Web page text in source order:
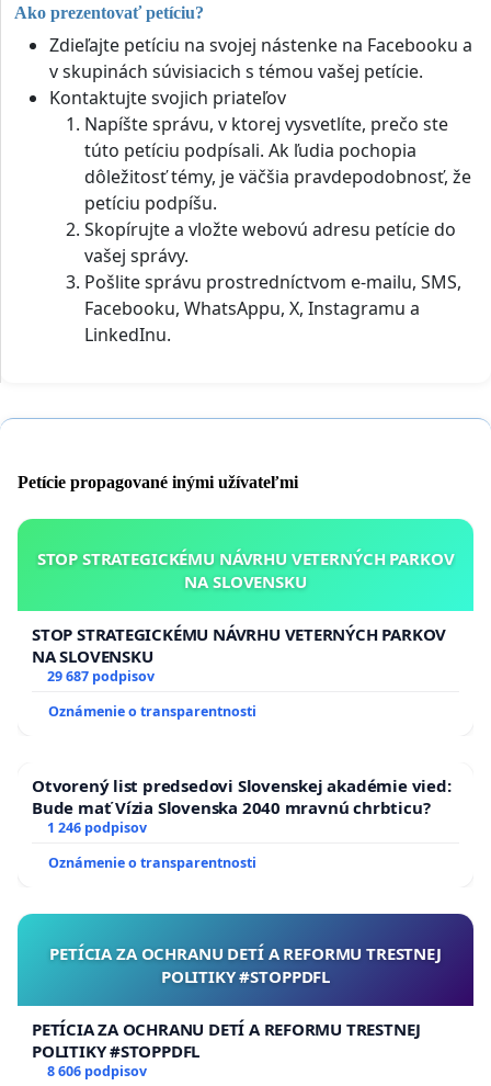
Ako prezentovať petíciu?
Zdieľajte petíciu na svojej nástenke na Facebooku a
v skupinách súvisiacich s témou vašej petície.
Kontaktujte svojich priateľov
Napíšte správu, v ktorej vysvetlíte, prečo ste
túto petíciu podpísali. Ak ľudia pochopia
dôležitosť témy, je väčšia pravdepodobnosť, že
petíciu podpíšu.
Skopírujte a vložte webovú adresu petície do
vašej správy.
Pošlite správu prostredníctvom e-mailu, SMS,
Facebooku, WhatsAppu, X, Instagramu a
LinkedInu.
Petície propagované inými užívateľmi
STOP STRATEGICKÉMU NÁVRHU VETERNÝCH PARKOV
NA SLOVENSKU
STOP STRATEGICKÉMU NÁVRHU VETERNÝCH PARKOV
NA SLOVENSKU
29 687 podpisov
Oznámenie o transparentnosti
Otvorený list predsedovi Slovenskej akadémie vied:
Bude mať Vízia Slovenska 2040 mravnú chrbticu?
1 246 podpisov
Oznámenie o transparentnosti
PETÍCIA ZA OCHRANU DETÍ A REFORMU TRESTNEJ
POLITIKY #STOPPDFL
PETÍCIA ZA OCHRANU DETÍ A REFORMU TRESTNEJ
POLITIKY #STOPPDFL
8 606 podpisov